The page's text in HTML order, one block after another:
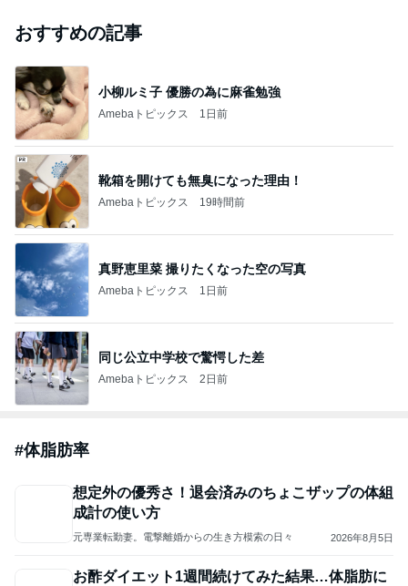
おすすめの記事
小柳ルミ子 優勝の為に麻雀勉強
Amebaトピックス 1日前
靴箱を開けても無臭になった理由！
Amebaトピックス 19時間前
真野恵里菜 撮りたくなった空の写真
Amebaトピックス 1日前
同じ公立中学校で驚愕した差
Amebaトピックス 2日前
#体脂肪率
想定外の優秀さ！退会済みのちょこザップの体組
成計の使い方
元専業転勤妻。電撃離婚からの生き方模索の日々 2026年8月5日
お酢ダイエット1週間続けてみた結果…体脂肪に